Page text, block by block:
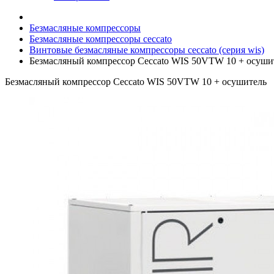
Безмасляные компрессоры
Безмасляные компрессоры ceccato
Винтовые безмасляные компрессоры ceccato (серия wis)
Безмасляный компрессор Ceccato WIS 50VTW 10 +
Безмасляный компрессор Ceccato WIS 50VTW 10 + осушитель